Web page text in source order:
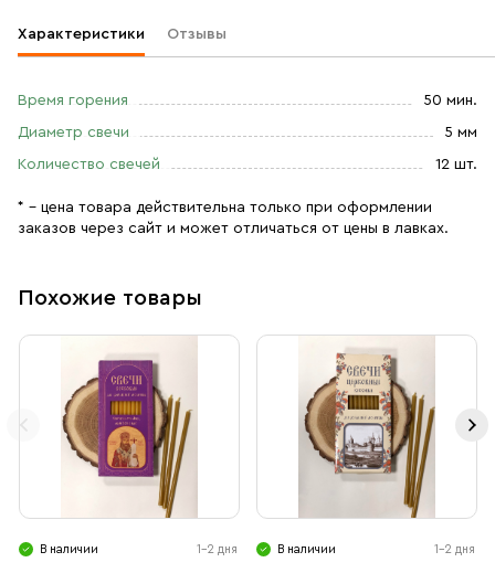
Характеристики Отзывы
Время горения 50 мин.
Диаметр свечи 5 мм
Количество свечей 12 шт.
* – цена товара действительна только при оформлении
заказов через сайт и может отличаться от цены в лавках.
Похожие товары
В наличии 1-2 дня В наличии 1-2 дня